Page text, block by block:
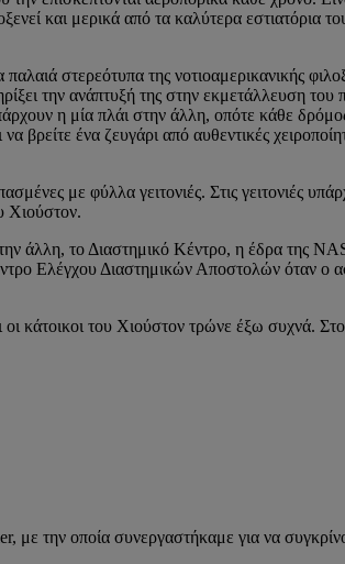
και μερικά από τα καλύτερα εστιατόρια
στερεότυπα της νοτιοαμερικανικής
την ανάπτυξή της στην εκμετάλλευση του
η μία πλάι στην άλλη, οπότε κάθε
βρείτε ένα ζευγάρι από αυθεντικές
με φύλλα γειτονιές. Στις γειτονιές
Χιούστον.
άλλη, το Διαστημικό Κέντρο, η έδρα της
Ελέγχου Διαστημικών Αποστολών όταν ο
κάτοικοι του Χιούστον τρώνε έξω συχνά. Στο
με την οποία συνεργαστήκαμε για να